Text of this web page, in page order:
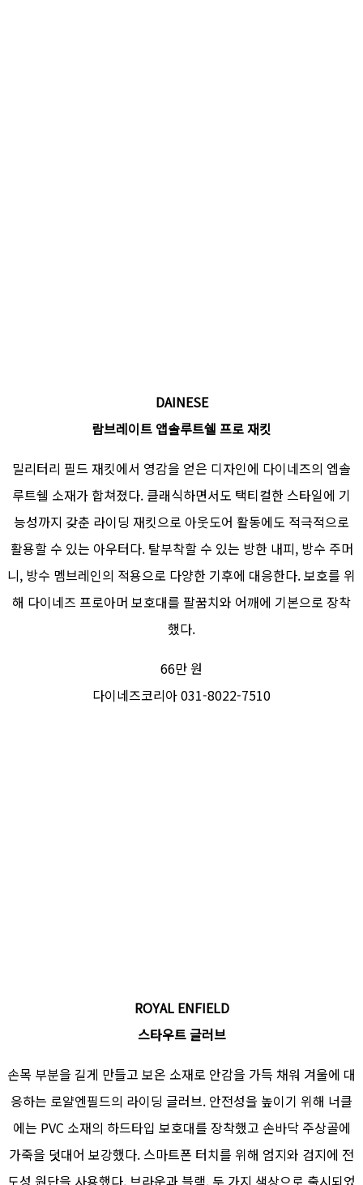
DAINESE
람브레이트 앱솔루트쉘 프로 재킷
밀리터리 필드 재킷에서 영감을 얻은 디자인에 다이네즈의 엡솔
루트쉘 소재가 합쳐졌다. 클래식하면서도 택티컬한 스타일에 기
능성까지 갖춘 라이딩 재킷으로 아웃도어 활동에도 적극적으로
활용할 수 있는 아우터다. 탈부착할 수 있는 방한 내피, 방수 주머
니, 방수 멤브레인의 적용으로 다양한 기후에 대응한다. 보호를 위
해 다이네즈 프로아머 보호대를 팔꿈치와 어깨에 기본으로 장착
했다.
66만 원
다이네즈코리아 031-8022-7510
ROYAL ENFIELD
스타우트 글러브
손목 부분을 길게 만들고 보온 소재로 안감을 가득 채워 겨울에 대
응하는 로얄엔필드의 라이딩 글러브. 안전성을 높이기 위해 너클
에는 PVC 소재의 하드타입 보호대를 장착했고 손바닥 주상골에
가죽을 덧대어 보강했다. 스마트폰 터치를 위해 엄지와 검지에 전
도성 원단을 사용했다. 브라운과 블랙, 두 가지 색상으로 출시되었